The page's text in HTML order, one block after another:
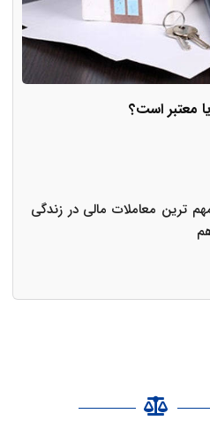
معتبر است؟
ترین معاملات مالی در زندگی